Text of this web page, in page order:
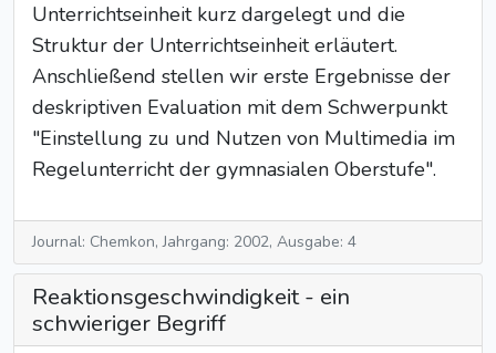
Unterrichtseinheit kurz dargelegt und die
Struktur der Unterrichtseinheit erläutert.
Anschließend stellen wir erste Ergebnisse der
deskriptiven Evaluation mit dem Schwerpunkt
"Einstellung zu und Nutzen von Multimedia im
Regelunterricht der gymnasialen Oberstufe".
Journal: Chemkon, Jahrgang: 2002, Ausgabe: 4
Reaktionsgeschwindigkeit - ein
schwieriger Begriff